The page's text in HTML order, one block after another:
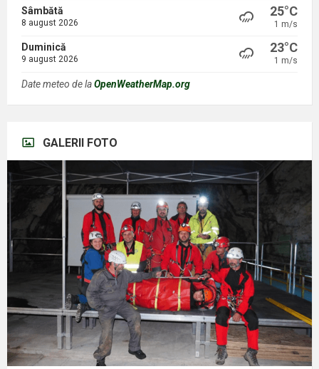
Sâmbătă
8 august 2026
25°C
1 m/s
Duminică
9 august 2026
23°C
1 m/s
Date meteo de laOpenWeatherMap.org
GALERII FOTO